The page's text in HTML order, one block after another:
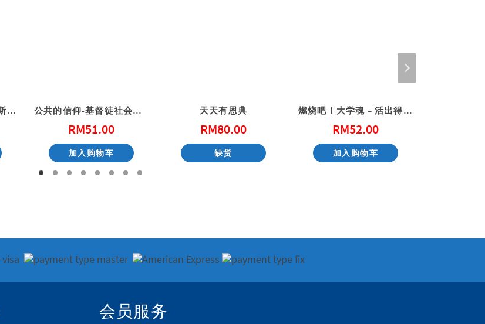
保罗的教练式牧养 – 与斯托得一起读提摩太前后书、提多书 公共的信仰-基督徒社会参与的第一课
RM51.00
加入购物车
天天有恩典
RM80.00
缺货
燃烧吧！大学魂 – 活出得胜的大学生活
RM52.00
加入购物车
会员服务